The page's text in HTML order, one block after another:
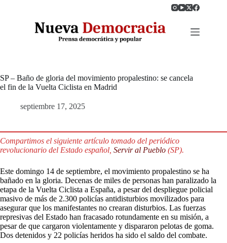
SP – Baño de gloria del movimiento propalestino: se cancela
el fin de la Vuelta Ciclista en Madrid
septiembre 17, 2025
Compartimos el siguiente artículo tomado del periódico
revolucionario del Estado español, Servir al Pueblo (SP).
Este domingo 14 de septiembre, el movimiento propalestino se ha
bañado en la gloria. Decenas de miles de personas han paralizado la
etapa de la Vuelta Ciclista a España, a pesar del despliegue policial
masivo de más de 2.300 policías antidisturbios movilizados para
asegurar que los manifestantes no crearan disturbios. Las fuerzas
represivas del Estado han fracasado rotundamente en su misión, a
pesar de que cargaron violentamente y dispararon pelotas de goma.
Dos detenidos y 22 policías heridos ha sido el saldo del combate.